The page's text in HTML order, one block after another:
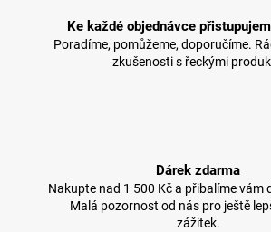
Ke každé objednávce
Poradíme, pomůžeme, doporučíme.
zkušenosti s řeckými
Dárek zdarma
Nakupte nad 1 500 Kč a přibalíme vám
Malá pozornost od nás pro ještě
zážitek.